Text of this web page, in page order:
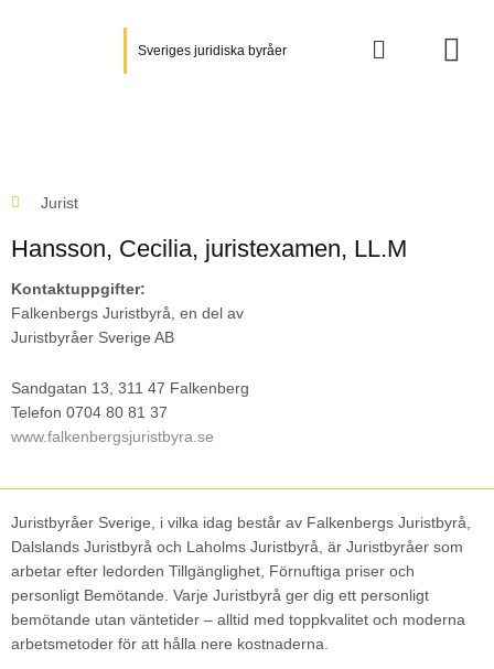
Sveriges juridiska byråer
Jurist
Hansson, Cecilia, juristexamen, LL.M
Kontaktuppgifter:
Falkenbergs Juristbyrå, en del av
Juristbyråer Sverige AB
Sandgatan 13, 311 47 Falkenberg
Telefon 0704 80 81 37
www.falkenbergsjuristbyra.se
Juristbyråer Sverige, i vilka idag består av Falkenbergs Juristbyrå,
Dalslands Juristbyrå och Laholms Juristbyrå, är Juristbyråer som
arbetar efter ledorden Tillgänglighet, Förnuftiga priser och
personligt Bemötande. Varje Juristbyrå ger dig ett personligt
bemötande utan väntetider – alltid med toppkvalitet och moderna
arbetsmetoder för att hålla nere kostnaderna.